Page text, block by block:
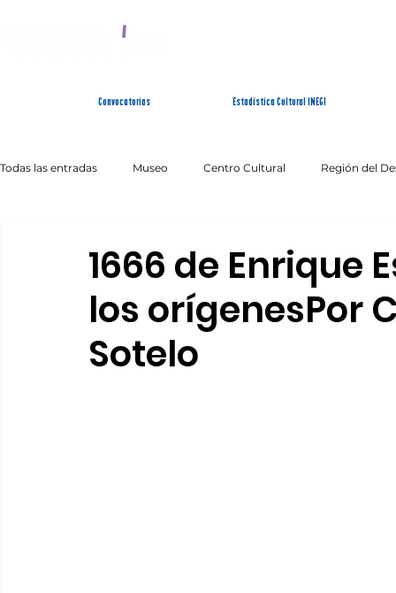
Convocatorias Estadística Cultural INEGI
Todas las entradas Museo Centro Cultural Región del
1666 de Enrique
los orígenesPor
Sotelo